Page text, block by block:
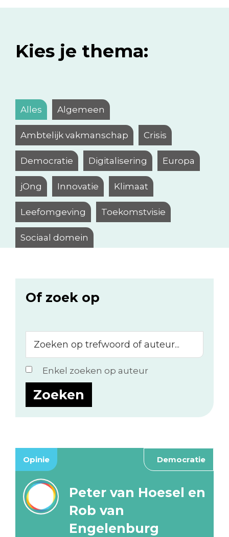
Kies je thema:
Alles Algemeen
Ambtelijk vakmanschap Crisis
Democratie Digitalisering Europa
jOng Innovatie Klimaat
Leefomgeving Toekomstvisie
Sociaal domein
Of zoek op
op
trefwoord
of
auteur...
Enkel zoeken op auteur
Opinie Democratie
Peter van Hoesel en
Rob van
Engelenburg